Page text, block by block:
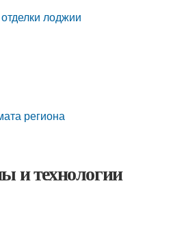
лоджии
региона
и технологии